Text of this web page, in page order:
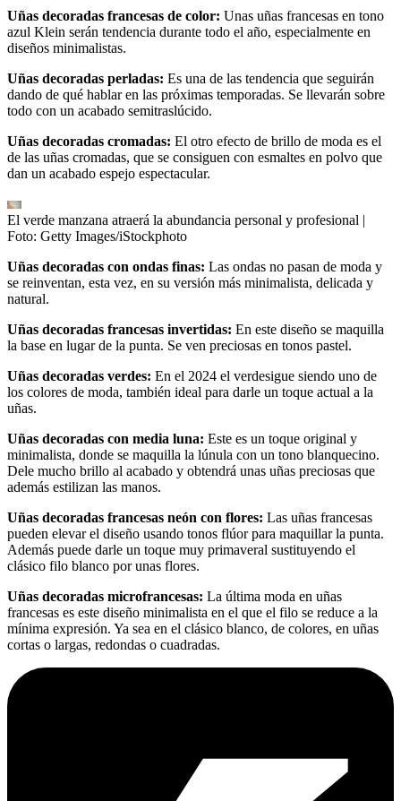
Uñas decoradas francesas de color: Unas uñas francesas en tono
azul Klein serán tendencia durante todo el año, especialmente en
diseños minimalistas.
Uñas decoradas perladas: Es una de las tendencia que seguirán
dando de qué hablar en las próximas temporadas. Se llevarán sobre
todo con un acabado semitraslúcido.
Uñas decoradas cromadas: El otro efecto de brillo de moda es el
de las uñas cromadas, que se consiguen con esmaltes en polvo que
dan un acabado espejo espectacular.
El verde manzana atraerá la abundancia personal y profesional |
Foto: Getty Images/iStockphoto
Uñas decoradas con ondas finas: Las ondas no pasan de moda y
se reinventan, esta vez, en su versión más minimalista, delicada y
natural.
Uñas decoradas francesas invertidas: En este diseño se maquilla
la base en lugar de la punta. Se ven preciosas en tonos pastel.
Uñas decoradas verdes: En el 2024 el verdesigue siendo uno de
los colores de moda, también ideal para darle un toque actual a la
uñas.
Uñas decoradas con media luna: Este es un toque original y
minimalista, donde se maquilla la lúnula con un tono blanquecino.
Dele mucho brillo al acabado y obtendrá unas uñas preciosas que
además estilizan las manos.
Uñas decoradas francesas neón con flores: Las uñas francesas
pueden elevar el diseño usando tonos flúor para maquillar la punta.
Además puede darle un toque muy primaveral sustituyendo el
clásico filo blanco por unas flores.
Uñas decoradas microfrancesas: La última moda en uñas
francesas es este diseño minimalista en el que el filo se reduce a la
mínima expresión. Ya sea en el clásico blanco, de colores, en uñas
cortas o largas, redondas o cuadradas.